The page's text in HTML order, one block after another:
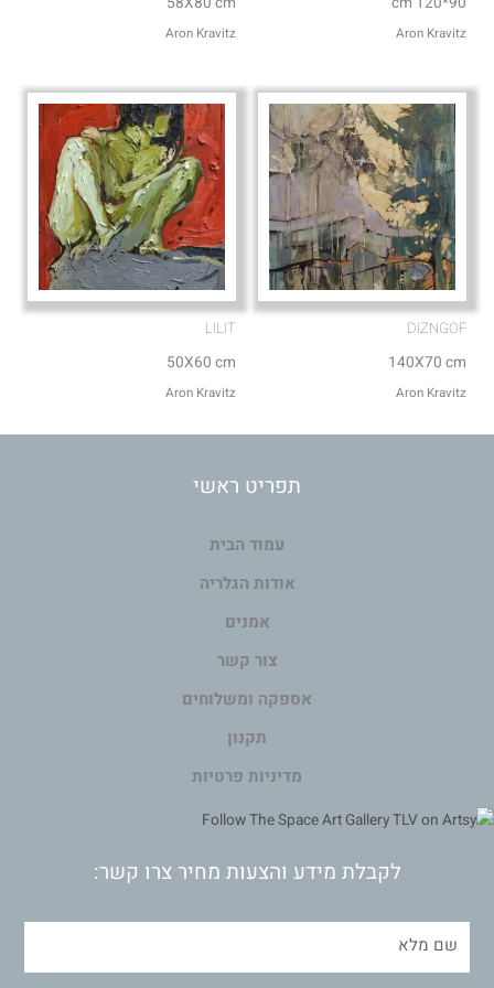
Aron Kravitz
Aron Kravitz
DIZNGOF
140X70 cm
Aron Kravitz
LILIT
50X60 cm
Aron Kravitz
תפריט ראשי
עמוד הבית
אודות הגלריה
אמנים
צור קשר
אספקה ומשלוחים
תקנון
מדיניות פרטיות
לקבלת מידע והצעות מחיר צרו קשר: